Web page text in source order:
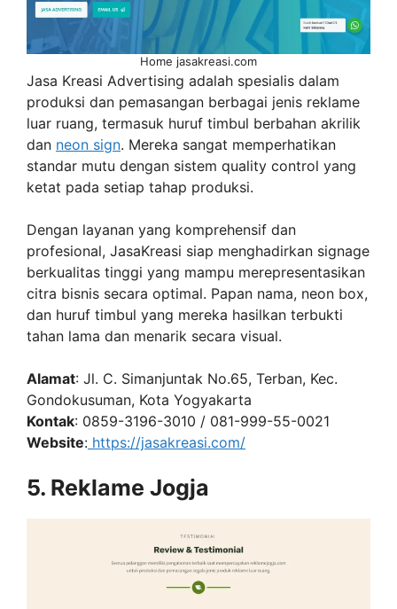
Home jasakreasi.com
Jasa Kreasi Advertising adalah spesialis dalam
produksi dan pemasangan berbagai jenis reklame
luar ruang, termasuk huruf timbul berbahan akrilik
dan neon sign. Mereka sangat memperhatikan
standar mutu dengan sistem quality control yang
ketat pada setiap tahap produksi.
Dengan layanan yang komprehensif dan
profesional, JasaKreasi siap menghadirkan signage
berkualitas tinggi yang mampu merepresentasikan
citra bisnis secara optimal. Papan nama, neon box,
dan huruf timbul yang mereka hasilkan terbukti
tahan lama dan menarik secara visual.
Alamat: Jl. C. Simanjuntak No.65, Terban, Kec.
Gondokusuman, Kota Yogyakarta
Kontak: 0859-3196-3010 / 081-999-55-0021
Website: https://jasakreasi.com/
5. Reklame Jogja